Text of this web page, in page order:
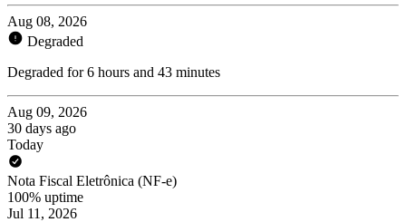
Aug 08, 2026
Degraded
Degraded for 6 hours and 43 minutes
Aug 09, 2026
30 days ago
Today
Nota Fiscal Eletrônica (NF-e)
100% uptime
Jul 11, 2026